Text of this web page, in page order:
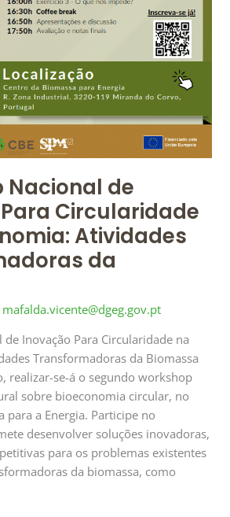
Nacional de
Circularidade
Atividades
da
mafalda.vicente@dgeg.gov.pt
Inovação Para Circularidade na
Transformadoras da Biomassa
realizar-se-á o segundo workshop
sobre bioeconomia circular, no
para a Energia. Participe no
desenvolver soluções inovadoras,
para os problemas existentes
da biomassa, como